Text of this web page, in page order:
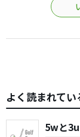
よく読まれて
5wと